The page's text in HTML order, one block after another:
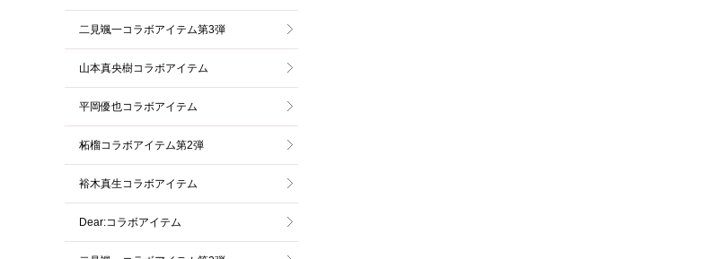
二見颯一コラボアイテム第3弾
山本真央樹コラボアイテム
平岡優也コラボアイテム
柘榴コラボアイテム第2弾
裕木真生コラボアイテム
Dear:コラボアイテム